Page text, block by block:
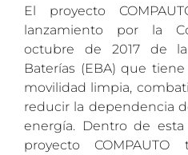
El proyecto
lanzamiento por la
octubre de 2017 de
Baterías (EBA) que
movilidad limpia,
reducir la dependencia
energía. Dentro de esta
proyecto